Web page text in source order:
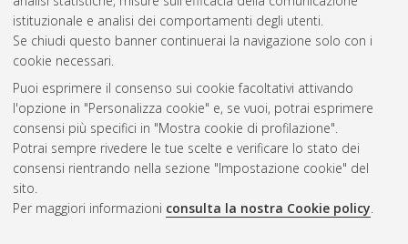
istituzionale e analisi dei comportamenti degli utenti.
Se chiudi questo banner continuerai la navigazione solo con i
cookie necessari.
Puoi esprimere il consenso sui cookie facoltativi attivando
l'opzione in "Personalizza cookie" e, se vuoi, potrai esprimere
consensi più specifici in "Mostra cookie di profilazione".
Potrai sempre rivedere le tue scelte e verificare lo stato dei
consensi rientrando nella sezione "Impostazione cookie" del
sito.
Per maggiori informazioni consulta la nostra Cookie policy.
Atom
Rss 1.0
Rss 2.0
ISSN: 2038-7946